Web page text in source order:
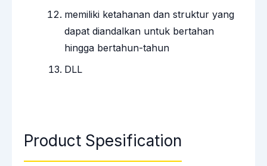
memiliki ketahanan dan struktur yang
dapat diandalkan untuk bertahan
hingga bertahun-tahun
DLL
Product Spesification